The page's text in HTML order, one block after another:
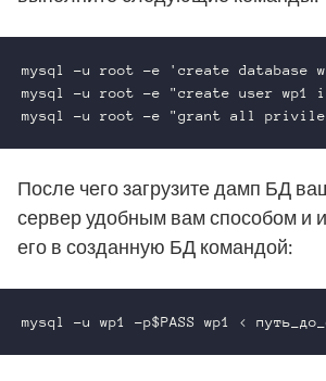
mysql -u root -e 'create database
mysql -u root -e "create user wp1
mysql -u root -e "grant all
После чего загрузите дамп БД
сервер удобным вам способом и
его в созданную БД командой:
mysql -u wp1 -p$PASS wp1 <